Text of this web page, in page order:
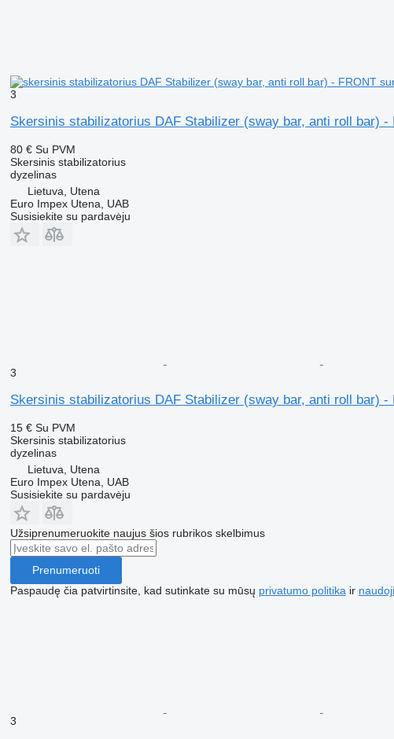
3
Skersinis stabilizatorius DAF Stabilizer (sway bar, anti roll bar) -
80 € Su PVM
Skersinis stabilizatorius
dyzelinas
Lietuva, Utena
Euro Impex Utena, UAB
Susisiekite su pardavėju
3
Skersinis stabilizatorius DAF Stabilizer (sway bar, anti roll bar) -
15 € Su PVM
Skersinis stabilizatorius
dyzelinas
Lietuva, Utena
Euro Impex Utena, UAB
Susisiekite su pardavėju
Užsiprenumeruokite naujus šios rubrikos skelbimus
Prenumeruoti
Paspaudę čia patvirtinsite, kad sutinkate su mūsų privatumo politika ir
3